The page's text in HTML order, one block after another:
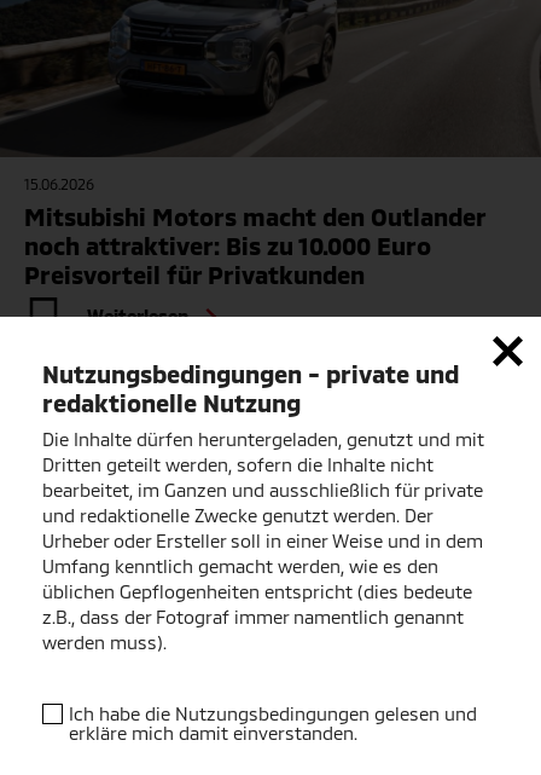
15.06.2026
Mitsubishi Motors macht den Outlander
noch attraktiver: Bis zu 10.000 Euro
Preisvorteil für Privatkunden
Weiterlesen
Schnellkontakt
Jörg Machalitzky
Manager Presse und Öffentlichkeitsarbeit
+49 60 31 6896 - 570
Stefan Büttner
Technik / Clubbetreuung
+49 60 31 6896 - 571
Nutzungsbedingungen - private und
redaktionelle Nutzung
Die Inhalte dürfen heruntergeladen, genutzt und mit
Dritten geteilt werden, sofern die Inhalte nicht
bearbeitet, im Ganzen und ausschließlich für private
und redaktionelle Zwecke genutzt werden. Der
Urheber oder Ersteller soll in einer Weise und in dem
Umfang kenntlich gemacht werden, wie es den
üblichen Gepflogenheiten entspricht (dies bedeute
z.B., dass der Fotograf immer namentlich genannt
werden muss).
Ich habe die Nutzungsbedingungen gelesen und
erkläre mich damit einverstanden.